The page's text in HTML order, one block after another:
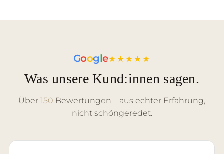
Google★★★★★
Was unsere Kund:innen sagen.
Über 150 Bewertungen – aus echter Erfahrung,
nicht schöngeredet.